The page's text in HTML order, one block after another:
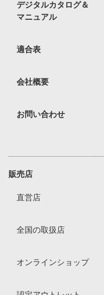
デジタルカタログ＆
マニュアル
適合表
会社概要
お問い合わせ
販売店
直営店
全国の取扱店
オンラインショップ